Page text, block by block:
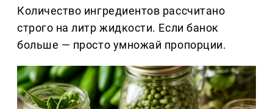
Количество ингредиентов рассчитано
строго на литр жидкости. Если банок
больше — просто умножай пропорции.